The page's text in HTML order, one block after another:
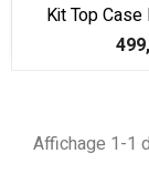
Kit Top
Prix
Affichage 1-1